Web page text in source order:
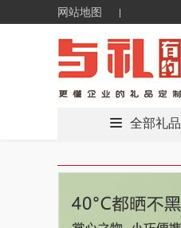
网站地图
全部礼品